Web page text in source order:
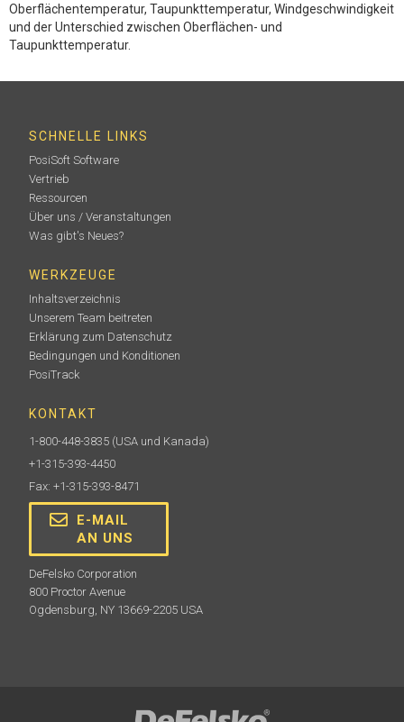
Oberflächentemperatur, Taupunkttemperatur, Windgeschwindigkeit
und der Unterschied zwischen Oberflächen- und
Taupunkttemperatur.
SCHNELLE LINKS
PosiSoft Software
Vertrieb
Ressourcen
Über uns / Veranstaltungen
Was gibt's Neues?
WERKZEUGE
Inhaltsverzeichnis
Unserem Team beitreten
Erklärung zum Datenschutz
Bedingungen und Konditionen
PosiTrack
KONTAKT
1-800-448-3835 (USA und Kanada)
+1-315-393-4450
Fax: +1-315-393-8471
E-MAIL
AN UNS
DeFelsko Corporation
800 Proctor Avenue
Ogdensburg, NY 13669-2205 USA